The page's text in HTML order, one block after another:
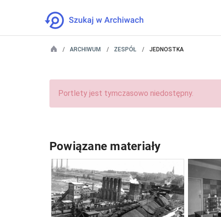
ARCHIWUM ZESPÓŁ JEDNOSTKA
Portlety jest tymczasowo niedostępny.
Powiązane materiały